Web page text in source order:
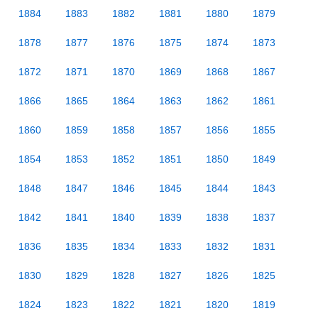
1884 1883 1882 1881 1880 1879
1878 1877 1876 1875 1874 1873
1872 1871 1870 1869 1868 1867
1866 1865 1864 1863 1862 1861
1860 1859 1858 1857 1856 1855
1854 1853 1852 1851 1850 1849
1848 1847 1846 1845 1844 1843
1842 1841 1840 1839 1838 1837
1836 1835 1834 1833 1832 1831
1830 1829 1828 1827 1826 1825
1824 1823 1822 1821 1820 1819